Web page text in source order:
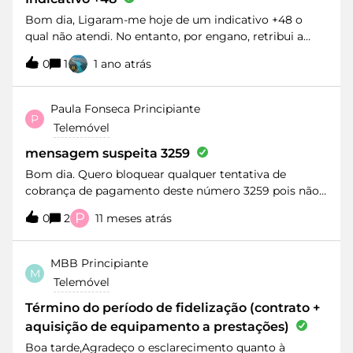
10GB ou mais vão usufruir de velocidade máxima, os
restantes tarifários podem aderir à velocidade máxima
por €5/mês.Esta campanha foi prolongada até
31/03/2022.
Bom dia, Ligaram-me hoje de um indicativo +48 o
qual não atendi. No entanto, por engano, retribui a
chamada e deu-me a mensagem automática da MEO
que não tinha saldo suficiente (tenho pós-pago). A
minha questão é se devo entrar em contacto com o
apoio ao Cliente expondo o assunto.Muito obrigado
0 1 1 ano atrás
P
Paula Fonseca Principiante
Telemóvel
mensagem suspeita 3259
Bom dia. Quero bloquear qualquer tentativa de
cobrança de pagamento deste número 3259 pois não
solicitei nenhum acesso a conteúdos.
0 2 P 11 meses atrás
M
MBB Principiante
Telemóvel
Término do período de fidelização (contrato +
aquisição de equipamento a prestações)
Boa tarde,Agradeço o esclarecimento quanto à